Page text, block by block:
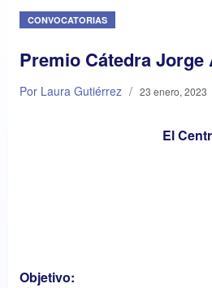
CONVOCATORIAS
Premio Cátedra Jorge
Por Laura Gutiérrez / 23 enero, 2023
El
Objetivo: